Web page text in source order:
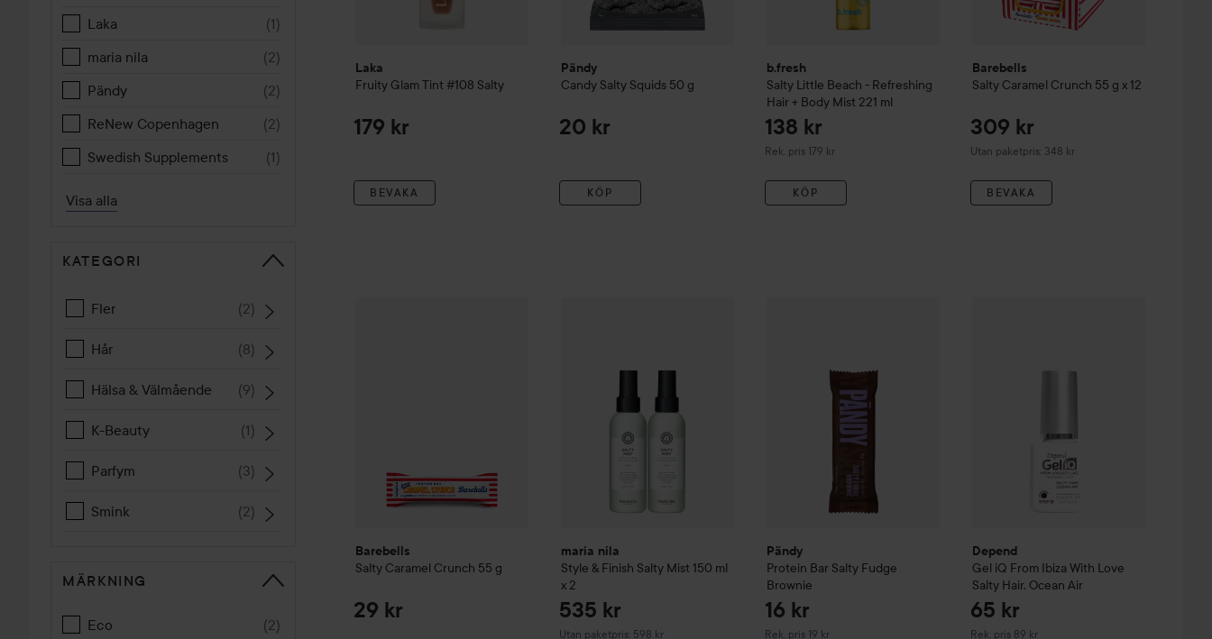
Laka
(1)
maria nila
(2)
Pändy
(2)
ReNew Copenhagen
(2)
Swedish Supplements
(1)
Visa alla
KATEGORI
Fler (2)
Hår (8)
Hälsa & Välmående (9)
K-Beauty (1)
Parfym (3)
Smink (2)
MÄRKNING
Eco (2)
Laka
Fruity Glam Tint #108 Salty
179 kr
BEVAKA
Pändy
Candy Salty Squids 50 g
20 kr
KÖP
b.fresh
Salty Little Beach - Refreshing
Hair + Body Mist 221 ml
138 kr
Rek. pris 179 kr
Rekommenderat pris 179 kr
KÖP
Barebells
Salty Caramel Crunch 55 g x 12
309 kr
Utan paketpris: 348 kr
BEVAKA
Barebells
Salty Caramel Crunch 55 g
29 kr
maria nila
Style & Finish Salty Mist 150 ml
x 2
535 kr
Utan paketpris: 598 kr
Pändy
Protein Bar Salty Fudge
Brownie
16 kr
Rek. pris 19 kr
Rekommenderat pris 19 kr
Depend
Gel iQ From Ibiza With Love
Salty Hair, Ocean Air
65 kr
Rek. pris 89 kr
Rekommenderat pris 89 kr